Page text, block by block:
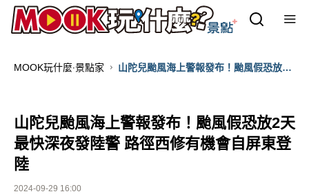
MOOK玩什麼‧景點家
山陀兒颱風海上警報發布！颱風假恐放2
山陀兒颱風海上警報發布！颱風假恐放2天
最快深夜發陸警 路徑西修有機會自屏東登
陸
2024-09-29 16:00